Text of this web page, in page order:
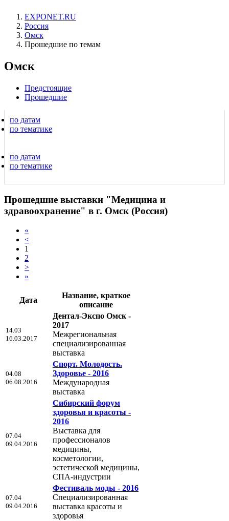
EXPONET.RU
Россия
Омск
Прошедшие по темам
Омск
Предстоящие
Прошедшие
по датам
по тематике
по датам
по тематике
Прошедшие выставки "Медицина и
здравоохранение" в г. Омск (Россия)
«
<
1
2
>
»
Дата
Название, краткое
описание
14.03
16.03.2017
Дентал-Экспо Омск -
2017
Межрегиональная
специализированная
выставка
04.08
06.08.2016
Спорт. Молодость.
Здоровье - 2016
Международная
выставка
07.04
09.04.2016
Сибирский форум
здоровья и красоты -
2016
Выставка для
профессионалов
медицины,
косметологии,
эстетической медицины,
СПА-индустрии
07.04
09.04.2016
Фестиваль моды - 2016
Специализированная
выставка красоты и
здоровья